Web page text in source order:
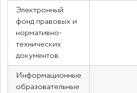
Электронный
фонд правовых и
нормативно-
технических
документов
Информационные
образовательные